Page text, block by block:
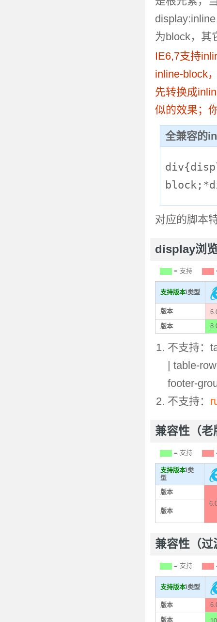
为block，其
IE6,7支持
inline-block
先转换成
似的效果；
全兼容的
对应的脚本
display浏
= 支持
支持版本\类型
版本
版本
不支持：
| table-
footer-
不支持：
兼容性（
= 支持
支持版本\类
型
版本
版本
兼容性（
= 支持
支持版本\类型
版本
版本